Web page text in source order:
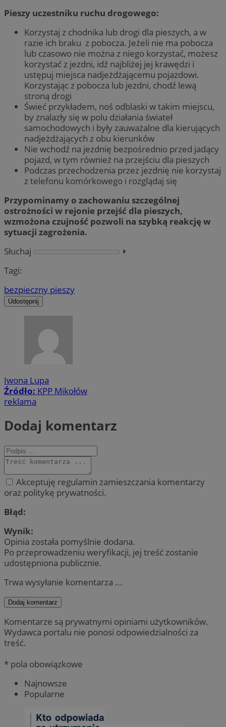
Pieszy uczestniku ruchu drogowego:
Korzystaj z chodnika lub drogi dla pieszych, a w
razie ich braku z pobocza. Jeżeli nie ma pobocza
lub czasowo nie można z niego korzystać, możesz
korzystać z jezdni, idź najbliżej jej krawędzi i
ustępuj miejsca nadjeżdżającemu pojazdowi.
Korzystając z pobocza lub jezdni, chodź lewą
stroną drogi
Świeć przykładem, noś odblaski w takim miejscu,
by znalazły się w polu działania świateł
samochodowych i były zauważalne dla kierujących
nadjeżdżających z obu kierunków
Nie wchodź na jezdnię bezpośrednio przed jadący
pojazd, w tym również na przejściu dla pieszych
Podczas przechodzenia przez jezdnię nie korzystaj
z telefonu komórkowego i rozglądaj się
Przypominamy o zachowaniu szczególnej
ostrożności w rejonie przejść dla pieszych,
wzmożona czujność pozwoli na szybką reakcję w
sytuacji zagrożenia.
Słuchaj
⏵︎
Tagi:
bezpieczny pieszy
Udostępnij
Iwona Lupa
Źródło: KPP Mikołów
reklama
Dodaj komentarz
Akceptuję regulamin zamieszczania komentarzy
oraz politykę prywatności.
Błąd:
Wynik:
Opinia została pomyślnie dodana.
Po przeprowadzeniu weryfikacji, jej treść zostanie
udostępniona publicznie.
Trwa wysyłanie komentarza ...
Dodaj komentarz
Komentarze są prywatnymi opiniami użytkowników.
Wydawca portalu nie ponosi odpowiedzialności za
treść.
* pola obowiązkowe
Najnowsze
Popularne